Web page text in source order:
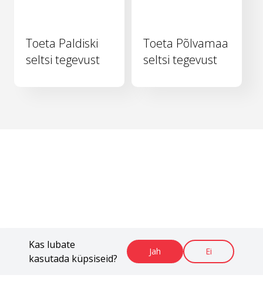
Kas lubate
kasutada küpsiseid?
Jah Ei
Toeta Paldiski
seltsi tegevust
Toeta Põlvamaa
seltsi tegevust